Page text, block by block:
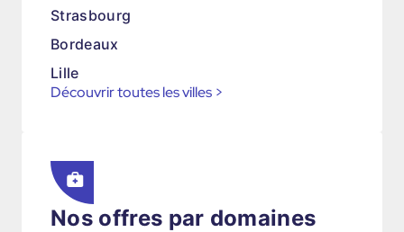
Strasbourg
Bordeaux
Lille
Découvrir toutes les villes >
Nos offres par domaines